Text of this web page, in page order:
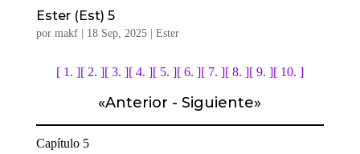
Ester (Est) 5
por makf| 18 Sep, 2025| Ester
[ 1. ][ 2. ][ 3. ][ 4. ][ 5. ][ 6. ][ 7. ][ 8. ][ 9. ][ 10. ]
«Anterior -Siguiente»
Capítulo 5